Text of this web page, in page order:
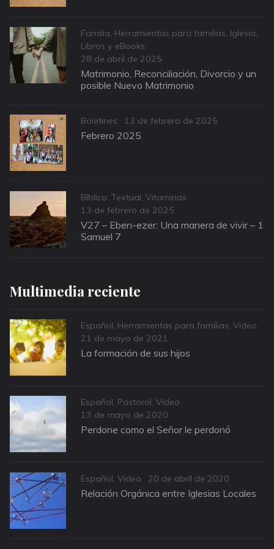
Categories
Familia, Herramientas para familias, Iglesia,
Libros y eBooks
Posted
on
28 de abril de 2025
Matrimonio, Reconciliación, Divorcio y un
posible Nuevo Matrimonio
Categories
Boletines
Posted
on
13 de febrero de 2025
Febrero 2025
Categories
Bíblico: Textual, Vitaminas
Posted
on
13 de febrero de 2025
V27 – Eben-ezer: Una manera de vivir – 1
Samuel 7
Multimedia reciente
Categories
Español, Herramientas para familias, Video
Posted
on
21 de mayo de 2021
La formación de sus hijos
Categories
Español, Pastoral, Video
Posted
on
13 de mayo de 2020
Perdone como el Señor le perdonó
Categories
Español, Video
Posted
on
20 de abril de 2020
Relación Orgánica entre Iglesias Locales